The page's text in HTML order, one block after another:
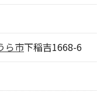
ら市下稲吉1668-6